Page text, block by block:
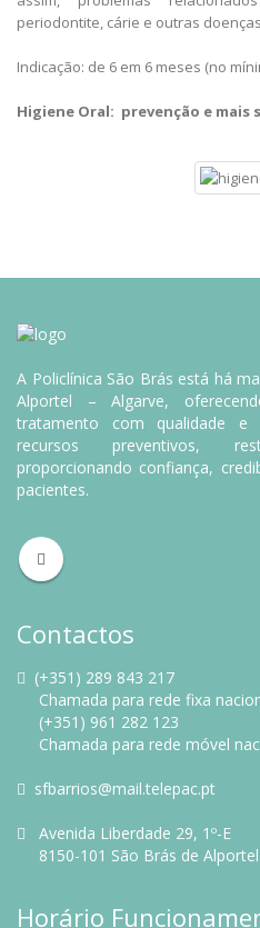
periodontite, cárie e outras
Indicação: de 6 em 6 meses (no
Higiene Oral: prevenção e mais
A Policlínica São Brás está há
Alportel – Algarve,
tratamento com qualidade e
recursos preventivos,
proporcionando confiança,
pacientes.
Contactos
(+351) 289 843 217
Chamada para rede fixa
(+351) 961 282 123
Chamada para rede móvel
sfbarrios@mail.telepac.pt
Avenida Liberdade 29, 1º-E
8150-101 São Brás de Alportel
Horário